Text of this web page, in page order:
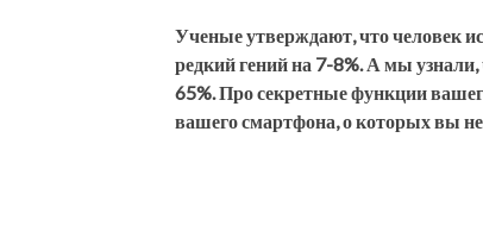
Ученые утверждают, что человек
редкий гений на 7-8%. А мы
65%. Про секретные функции
вашего смартфона, о которых вы не